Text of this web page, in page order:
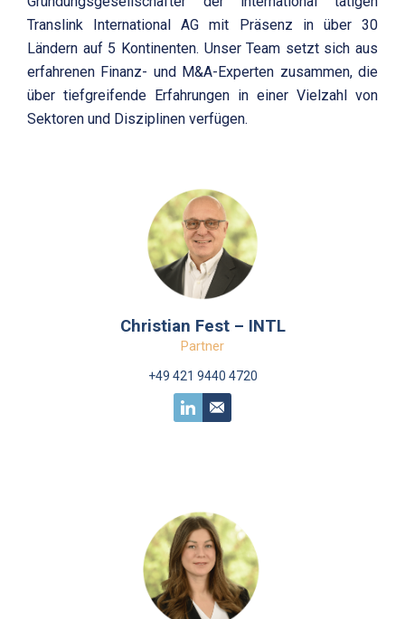
Translink International AG mit Präsenz in über 30
Ländern auf 5 Kontinenten. Unser Team setzt sich aus
erfahrenen Finanz- und M&A-Experten zusammen, die
über tiefgreifende Erfahrungen in einer Vielzahl von
Sektoren und Disziplinen verfügen.
Christian Fest – INTL
Partner
+49 421 9440 4720